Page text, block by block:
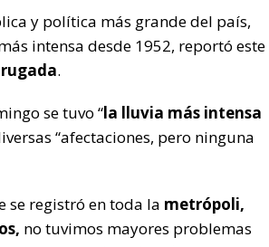
y política más grande del país,
intensa desde 1952, reportó este
.
se tuvo “la lluvia más intensa
“afectaciones, pero ninguna
se registró en toda la metrópoli,
no tuvimos mayores problemas